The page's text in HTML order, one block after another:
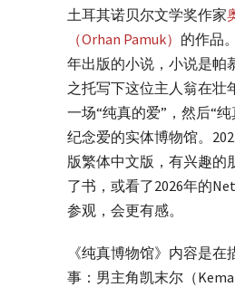
土耳其诺贝尔文学奖作家
（Orhan Pamuk） 的作品
年出版的小说，小说是帕
之托写下这位主人翁在壮
一场“纯真的爱”，然后“
纪念爱的实体博物馆。
版繁体中文版，有兴趣的
了书，或看了2026年的
参观，会更有感。
《纯真博物馆》内容是在
事：男主角凯末尔（